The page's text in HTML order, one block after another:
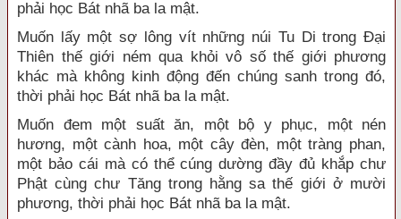
phải học Bát nhã ba la mật.
Muốn lấy một sợ lông vít những núi Tu Di trong Đại
Thiên thế giới ném qua khỏi vô số thế giới phương
khác mà không kinh động đến chúng sanh trong đó,
thời phải học Bát nhã ba la mật.
Muốn đem một suất ăn, một bộ y phục, một nén
hương, một cành hoa, một cây đèn, một tràng phan,
một bảo cái mà có thể cúng dường đầy đủ khắp chư
Phật cùng chư Tăng trong hằng sa thế giới ở mười
phương, thời phải học Bát nhã ba la mật.